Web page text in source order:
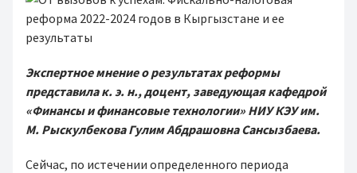
Экспертное мнение о результатах реформы
представила к. э. н., доцент, заведующая кафедрой
«Финансы и финансовые технологии» НИУ КЭУ им.
М. Рыскулбекова Гулим Абдрашовна Сансызбаева.
Сейчас, по истечении определенного периода